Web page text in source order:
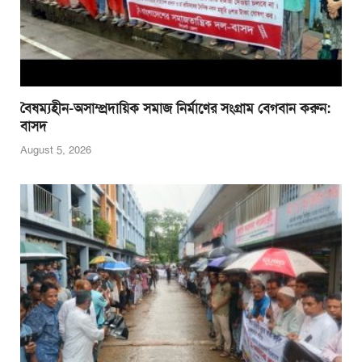
বৈষম্যহীন-অসাম্প্রদায়িক সমাজ নির্মাণের সংগ্রাম বেগবান করুন:
বাসদ
August 5, 2026